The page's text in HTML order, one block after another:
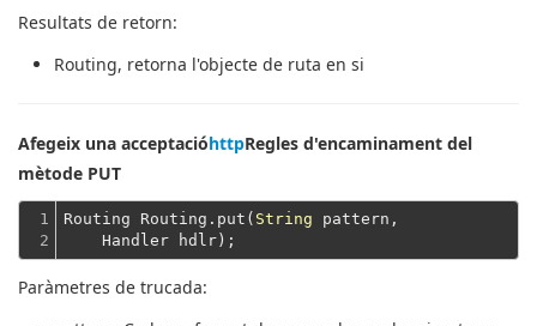
Resultats de retorn:
Routing, retorna l'objecte de ruta en si
Afegeix una acceptacióhttpRegles d'encaminament del
mètode PUT
1
2
Routing Routing.put( String pattern,
    Handler hdlr);
Paràmetres de trucada: